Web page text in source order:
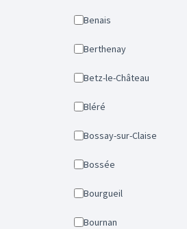
Benais
Berthenay
Betz-le-Château
Bléré
Bossay-sur-Claise
Bossée
Bourgueil
Bournan